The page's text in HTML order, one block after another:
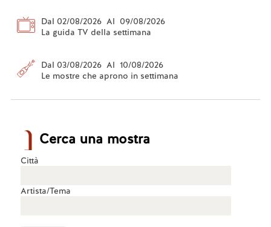
Dal 02/08/2026 Al 09/08/2026
La guida TV della settimana
Dal 03/08/2026 Al 10/08/2026
Le mostre che aprono in settimana
Cerca una mostra
Città
Artista/Tema